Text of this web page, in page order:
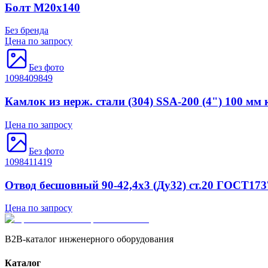
Болт М20х140
Без бренда
Цена по запросу
Без фото
1098409849
Камлок из нерж. стали (304) SSA-200 (4") 100 мм
Цена по запросу
Без фото
1098411419
Отвод бесшовный 90-42,4х3 (Ду32) ст.20
Цена по запросу
B2B-каталог инженерного оборудования
Каталог